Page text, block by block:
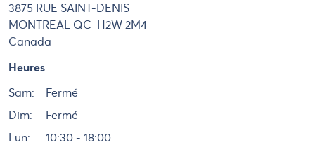
3875 RUE SAINT-DENIS
MONTREAL QC H2W 2M4
Canada
Heures
Sam:
Fermé
Dim:
Fermé
Lun:
10:30 - 18:00